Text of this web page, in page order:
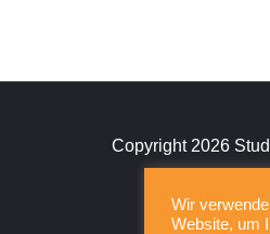
Copyright 2026
Wir
Website, um